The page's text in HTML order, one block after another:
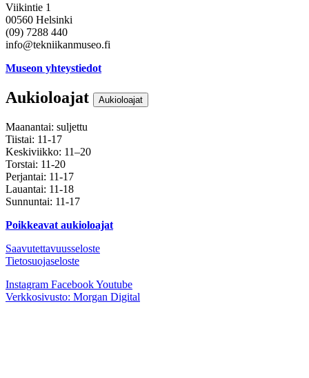
Viikintie 1
00560 Helsinki
(09) 7288 440
info@tekniikanmuseo.fi
Museon yhteystiedot
Aukioloajat Aukioloajat
Maanantai: suljettu
Tiistai: 11-17
Keskiviikko: 11–20
Torstai: 11-20
Perjantai: 11-17
Lauantai: 11-18
Sunnuntai: 11-17
Poikkeavat aukioloajat
Saavutettavuusseloste
Tietosuojaseloste
Instagram FacebookYoutube
Verkkosivusto: Morgan Digital